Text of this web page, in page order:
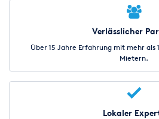
Verlässlicher
Über 15 Jahre Erfahrung mit mehr als
Mietern.
Lokaler